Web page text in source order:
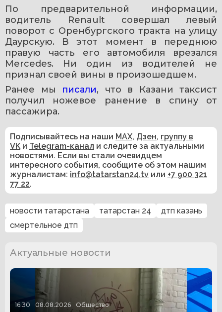
По предварительной информации,
водитель Renault совершал левый
поворот с Оренбургского тракта на улицу
Даурскую. В этот момент в переднюю
правую часть его автомобиля врезался
Mercedes. Ни один из водителей не
признал своей вины в произошедшем.
Ранее мы писали, что в Казани таксист
получил ножевое ранение в спину от
пассажира.
Подписывайтесь на наши MAX, Дзен, группу в
VK и Telegram-канал и следите за актуальными
новостями. Если вы стали очевидцем
интересного события, сообщите об этом нашим
журналистам: info@tatarstan24.tv или +7 900 321
77 22.
новости татарстана татарстан 24
дтп казань
смертельное дтп
Актуальные новости
16:30 08.08.2026 Общество